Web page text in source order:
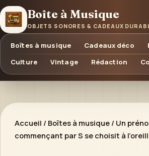
Boîte à Musique
OBJETS SONORES & CADEAUX
Boîtes à musique Cadeaux déco
Culture
Vintage Rédaction
Accueil / Boîtes à musique / Un
commençant par S se choisit à